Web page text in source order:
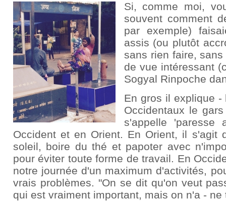
Si, comme moi,
souvent comment
par exemple)
assis (ou plutôt
sans rien faire,
de vue intéressant
Sogyal Rinpoche
En gros il explique
Occidentaux le
s'appelle 'paresse
Occident et en Orient. En Orient, il s'agit
soleil, boire du thé et papoter avec
pour éviter toute forme de travail. En
notre journée d'un maximum d'activités,
vrais problèmes. "On se dit qu'on veut
qui est vraiment important, mais on n'a -